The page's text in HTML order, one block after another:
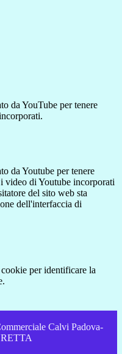
da YouTube per tenere
da Youtube per tenere
video di Youtube incorporati
del sito web sta
dell'interfaccia di
per identificare la
Calvi Padova-